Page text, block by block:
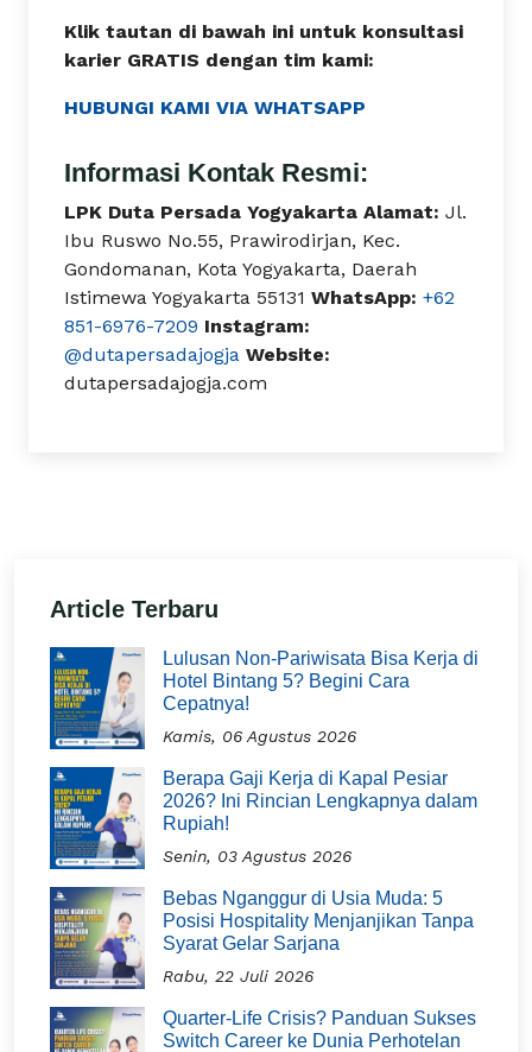
Klik tautan di bawah ini untuk konsultasi
karier GRATIS dengan tim kami:
HUBUNGI KAMI VIA WHATSAPP
Informasi Kontak Resmi:
LPK Duta Persada Yogyakarta Alamat: Jl.
Ibu Ruswo No.55, Prawirodirjan, Kec.
Gondomanan, Kota Yogyakarta, Daerah
Istimewa Yogyakarta 55131 WhatsApp: +62
851-6976-7209 Instagram:
@dutapersadajogja Website:
dutapersadajogja.com
Article Terbaru
Lulusan Non-Pariwisata Bisa Kerja di
Hotel Bintang 5? Begini Cara
Cepatnya!
Kamis, 06 Agustus 2026
Berapa Gaji Kerja di Kapal Pesiar
2026? Ini Rincian Lengkapnya dalam
Rupiah!
Senin, 03 Agustus 2026
Bebas Nganggur di Usia Muda: 5
Posisi Hospitality Menjanjikan Tanpa
Syarat Gelar Sarjana
Rabu, 22 Juli 2026
Quarter-Life Crisis? Panduan Sukses
Switch Career ke Dunia Perhotelan